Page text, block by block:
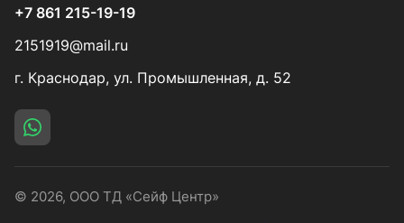
+7 861 215-19-19
2151919@mail.ru
г. Краснодар, ул. Промышленная, д. 52
© 2026, ООО ТД «Сейф Центр»